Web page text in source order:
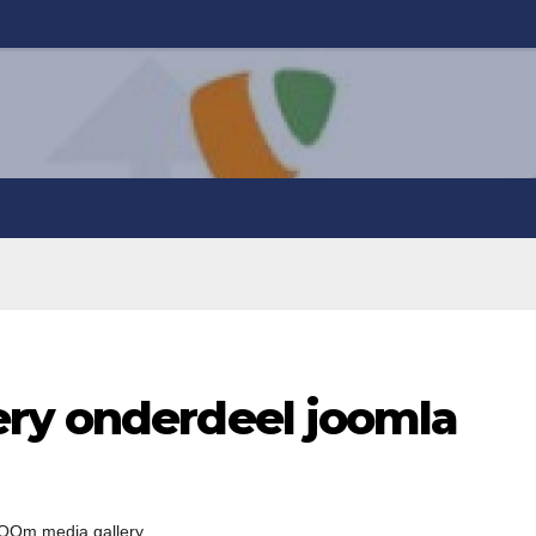
onderdeel joomla
media gallery